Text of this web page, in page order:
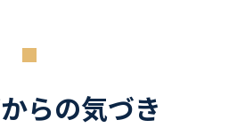
らの気づき